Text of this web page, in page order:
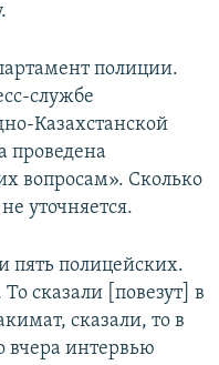
полиции.
службе
Казахстанской
проведена
вопросам». Сколько
уточняется.
пять полицейских.
сказали [повезут] в
сказали, то в
вчера интервью